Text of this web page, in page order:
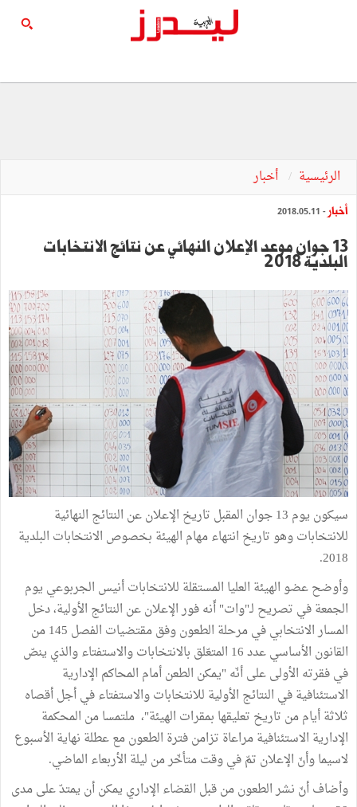
الرئيسية أخبار
أخبار - 2018.05.11
13 جوان موعد الإعلان النهائي عن نتائج الانتخابات
البلدية 2018
سيكون يوم 13 جوان المقبل تاريخ الإعلان عن النتائج النهائية
للانتخابات وهو تاريخ انتهاء مهام الهيئة بخصوص الانتخابات البلدية
2018.
وأوضح عضو الهيئة العليا المستقلة للانتخابات أنيس الجربوعي يوم
الجمعة في تصريح لـ"وات" أّنه فور الإعلان عن النتائج الأولية، دخل
المسار الانتخابي في مرحلة الطعون وفق مقتضيات الفصل 145 من
القانون الأساسي عدد 16 المتعّلق بالانتخابات والاستفتاء والذي ينصّ
في فقرته الأولى على أنّه "يمكن الطعن أمام المحاكم الإدارية
الاستئنافية في النتائج الأولية للانتخابات والاستفتاء في أجل أقصاه
ثلاثة أيام من تاريخ تعليقها بمقرات الهيئة"، ملتمسا من المحكمة
الإدارية الاستئنافية مراعاة تزامن فترة الطعون مع عطلة نهاية الأسبوع
لاسيما وأنّ الإعلان تمّ في وقت متأخّر من ليلة الأربعاء الماضي.
وأضاف أنّ نشر الطعون من قبل القضاء الإداري يمكن أن يمتدّ على مدى